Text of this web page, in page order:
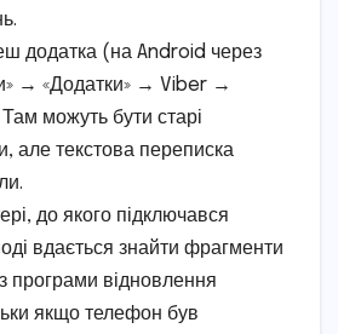
додатка (на Android через
→ «Додатки» → Viber →
можуть бути старі
але текстова переписка
до якого підключався
вдається знайти фрагменти
програми відновлення
якщо телефон був